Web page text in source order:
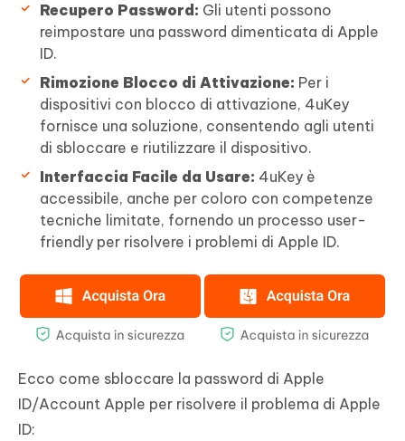
Recupero Password: Gli utenti possono
reimpostare una password dimenticata di Apple
ID.
Rimozione Blocco di Attivazione: Per i
dispositivi con blocco di attivazione, 4uKey
fornisce una soluzione, consentendo agli utenti
di sbloccare e riutilizzare il dispositivo.
Interfaccia Facile da Usare: 4uKey è
accessibile, anche per coloro con competenze
tecniche limitate, fornendo un processo user-
friendly per risolvere i problemi di Apple ID.
Ecco come sbloccare la password di Apple
ID/Account Apple per risolvere il problema di Apple
ID: